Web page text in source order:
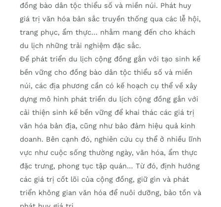
đồng bào dân tộc thiểu số và miền núi. Phát huy
giá trị văn hóa bản sắc truyền thống qua các lễ hội,
trang phục, ẩm thực… nhằm mang đến cho khách
du lịch những trải nghiệm đặc sắc.
Để phát triển du lịch cộng đồng gắn với tạo sinh kế
bền vững cho đồng bào dân tộc thiểu số và miền
núi, các địa phương cần có kế hoạch cụ thể về xây
dựng mô hình phát triển du lịch cộng đồng gắn với
cải thiện sinh kế bền vững để khai thác các giá trị
văn hóa bản địa, cũng như bảo đảm hiệu quả kinh
doanh. Bên cạnh đó, nghiên cứu cụ thể ở nhiều lĩnh
vực như cuộc sống thường ngày, văn hóa, ẩm thực
đặc trưng, phong tục tập quán… Từ đó, định hướng
các giá trị cốt lõi của cộng đồng, giữ gìn và phát
triển không gian văn hóa để nuôi dưỡng, bảo tồn và